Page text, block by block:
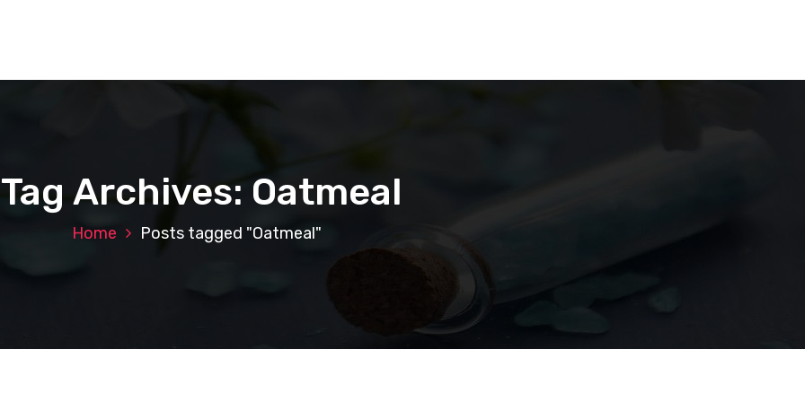
Tag Archives: Oatmeal
Home Posts tagged "Oatmeal"